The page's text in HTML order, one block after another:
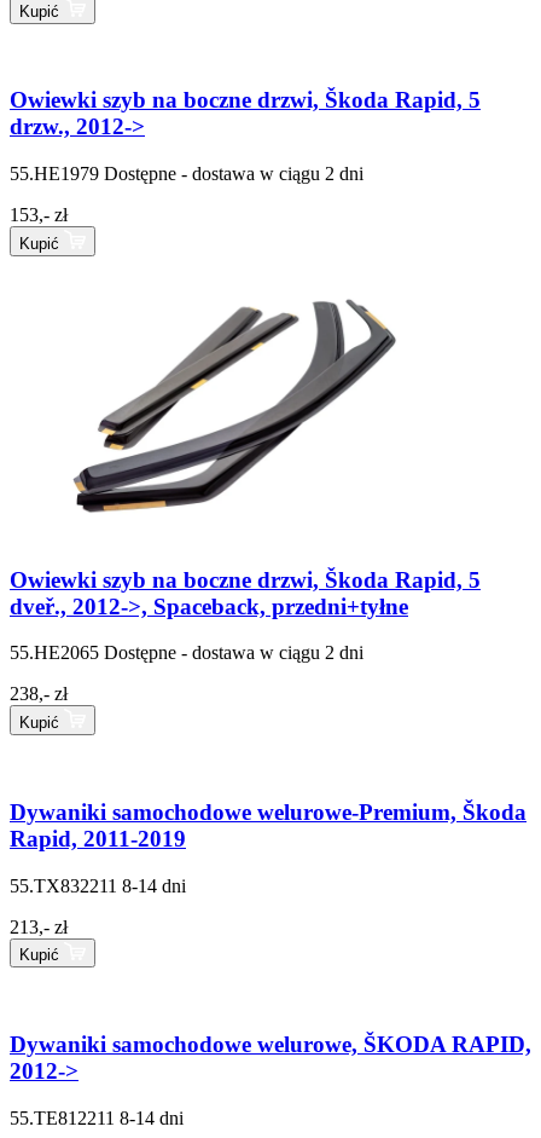
Kupić
Owiewki szyb na boczne drzwi, Škoda Rapid, 5
drzw., 2012->
55.HE1979 Dostępne - dostawa w ciągu 2 dni
153,- zł
Kupić
Owiewki szyb na boczne drzwi, Škoda Rapid, 5
dveř., 2012->, Spaceback, przedni+tyłne
55.HE2065 Dostępne - dostawa w ciągu 2 dni
238,- zł
Kupić
Dywaniki samochodowe welurowe-Premium, Škoda
Rapid, 2011-2019
55.TX832211 8-14 dni
213,- zł
Kupić
Dywaniki samochodowe welurowe, ŠKODA RAPID,
2012->
55.TE812211 8-14 dni